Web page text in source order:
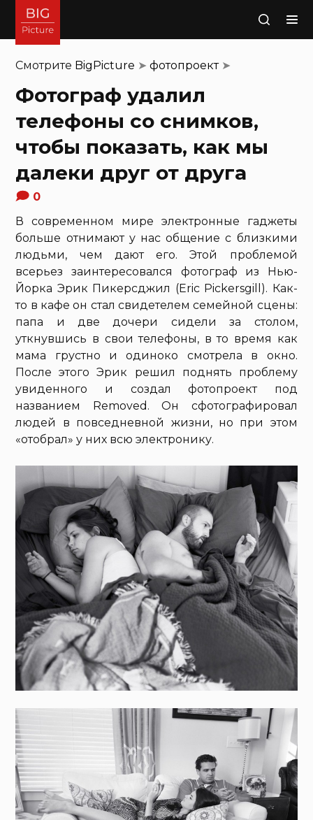
Поиск
Смотрите BigPicture ➤фотопроект➤
Фотограф удалил
телефоны со снимков,
чтобы показать, как мы
далеки друг от друга
0
В современном мире электронные гаджеты
больше отнимают у нас общение с близкими
людьми, чем дают его. Этой проблемой
всерьез заинтересовался фотограф из Нью-
Йорка Эрик Пикерсджил (Eric Pickersgill). Как-
то в кафе он стал свидетелем семейной сцены:
папа и две дочери сидели за столом,
уткнувшись в свои телефоны, в то время как
мама грустно и одиноко смотрела в окно.
После этого Эрик решил поднять проблему
увиденного и создал фотопроект под
названием Removed. Он сфотографировал
людей в повседневной жизни, но при этом
«отобрал» у них всю электронику.